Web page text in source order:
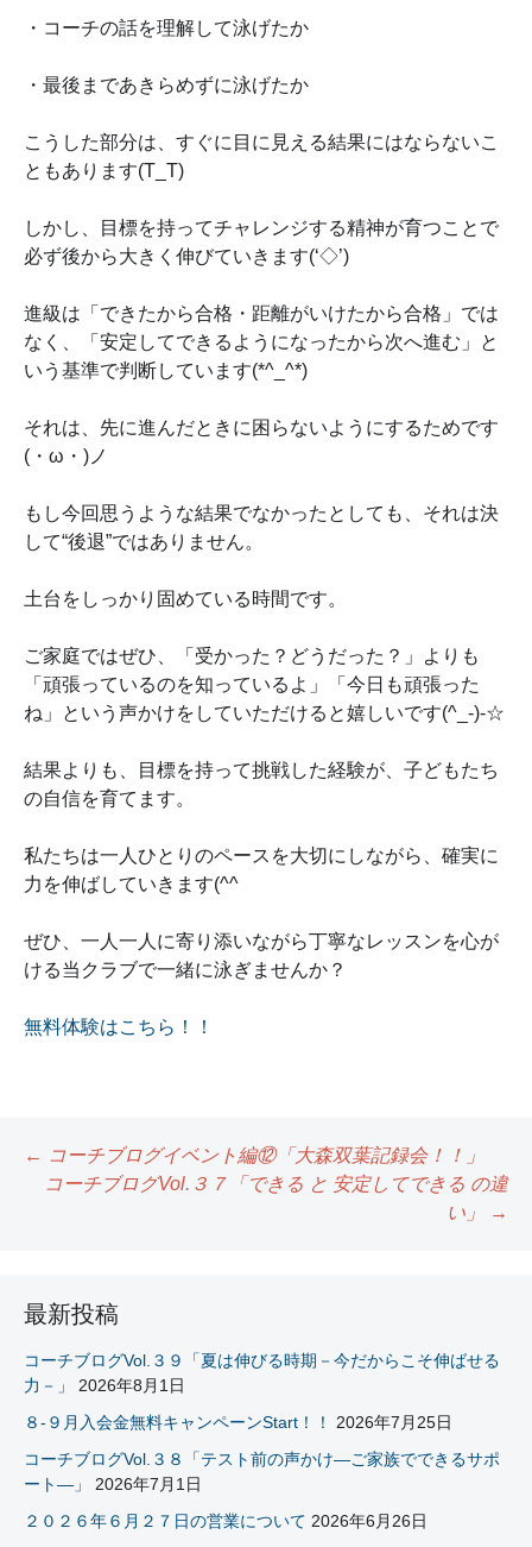
・コーチの話を理解して泳げたか
・最後まであきらめずに泳げたか
こうした部分は、すぐに目に見える結果にはならないこ
ともあります(T_T)
しかし、目標を持ってチャレンジする精神が育つことで
必ず後から大きく伸びていきます(‘◇’)ゞ
進級は「できたから合格・距離がいけたから合格」では
なく、「安定してできるようになったから次へ進む」と
いう基準で判断しています(*^_^*)
それは、先に進んだときに困らないようにするためです
(・ω・)ノ
もし今回思うような結果でなかったとしても、それは決
して“後退”ではありません。
土台をしっかり固めている時間です。
ご家庭ではぜひ、「受かった？どうだった？」よりも
「頑張っているのを知っているよ」「今日も頑張った
ね」という声かけをしていただけると嬉しいです(^_-)-☆
結果よりも、目標を持って挑戦した経験が、子どもたち
の自信を育てます。
私たちは一人ひとりのペースを大切にしながら、確実に
力を伸ばしていきます(^^ゞ
ぜひ、一人一人に寄り添いながら丁寧なレッスンを心が
ける当クラブで一緒に泳ぎませんか？
無料体験はこちら！！
ビ
ゲ
ー
シ
← コーチブログイベント編⑫「大森双葉記録会！！」
コーチブログVol.３７「できる と 安定してできる の違
い」
→
最新投稿
コーチブログVol.３９「夏は伸びる時期－今だからこそ伸ばせる
力－」
2026年8月1日
８-９月入会金無料キャンペーンStart！！
2026年7月25日
コーチブログVol.３８「テスト前の声かけ―ご家族でできるサポ
ート―」
2026年7月1日
２０２６年６月２７日の営業について 2026年6月26日